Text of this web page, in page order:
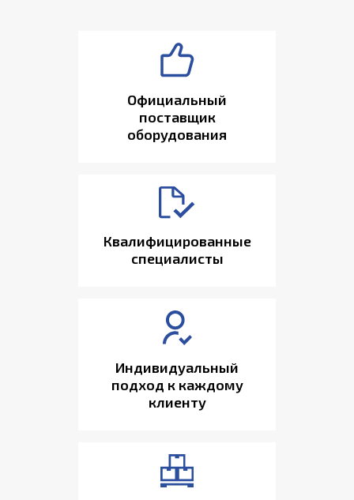
Официальный
поставщик
оборудования
Квалифицированные
специалисты
Индивидуальный
подход к каждому
клиенту